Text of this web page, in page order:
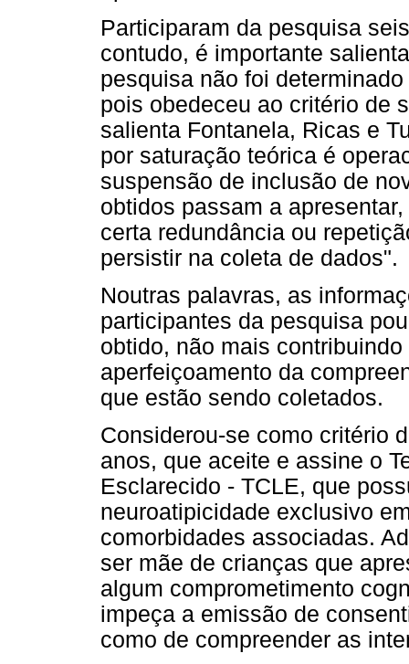
Participaram da pesquisa
contudo, é importante
pesquisa não foi
pois obedeceu ao critério de
salienta Fontanela, Ricas e
por saturação teórica é
suspensão de inclusão de
obtidos passam a
certa redundância ou
persistir na coleta de dados".
Noutras palavras, as
participantes da pesquisa
obtido, não mais
aperfeiçoamento da
que estão sendo coletados.
Considerou-se como critério
anos, que aceite e assine o
Esclarecido - TCLE, que
neuroatipicidade exclusivo
comorbidades associadas.
ser mãe de crianças que
algum comprometimento
impeça a emissão de
como de compreender as